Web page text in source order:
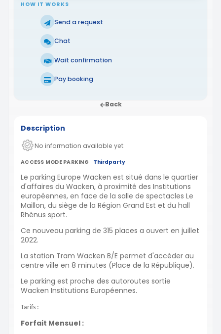
HOW IT WORKS
Send a request
Chat
Wait confirmation
Pay booking
Back
Description
No information available yet
ACCESS MODE PARKING Thirdparty
Le parking Europe Wacken est situé dans le quartier
d'affaires du Wacken, à proximité des Institutions
européennes, en face de la salle de spectacles Le
Maillon, du siège de la Région Grand Est et du hall
Rhénus sport.
Ce nouveau parking de 315 places a ouvert en juillet
2022.
La station Tram Wacken B/E permet d'accéder au
centre ville en 8 minutes (Place de la République).
Le parking est proche des autoroutes sortie
Wacken Institutions Européennes.
Tarifs :
Forfait Mensuel :